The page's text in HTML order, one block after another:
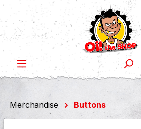
Zum Hauptinhalt springen
Merchandise Buttons